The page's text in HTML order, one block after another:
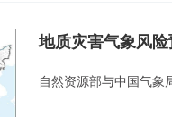
地质灾害气象风
自然资源部与中国气象